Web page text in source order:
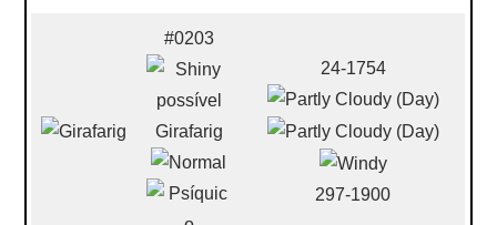
#0203
Girafarig
24-1754
297-1900